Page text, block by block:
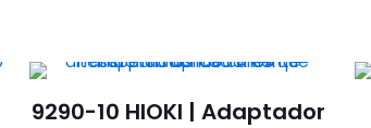
9290-10 HIOKI | Adaptador